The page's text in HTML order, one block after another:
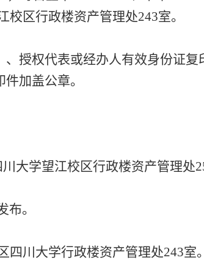
校区行政楼资产管理处243室。
授权代表或经办人有效身份证复
加盖公章。
大学望江校区行政楼资产管理处
。
四川大学行政楼资产管理处243室。